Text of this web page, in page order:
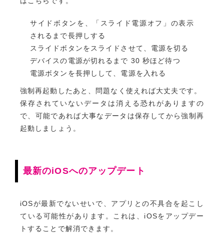
サイドボタンを、「スライド電源オフ」の表示
されるまで長押しする
スライドボタンをスライドさせて、電源を切る
デバイスの電源が切れるまで 30 秒ほど待つ
電源ボタンを長押しして、電源を入れる
強制再起動したあと、問題なく使えれば大丈夫です。
保存されていないデータは消える恐れがありますの
で、可能であれば大事なデータは保存してから強制再
起動しましょう。
最新のiOSへのアップデート
iOSが最新でないせいで、アプリとの不具合を起こし
ている可能性があります。これは、iOSをアップデー
トすることで解消できます。